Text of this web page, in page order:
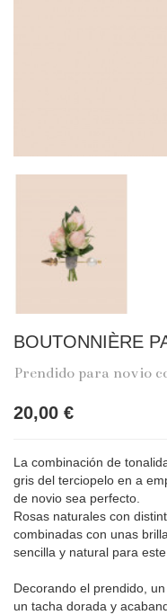
BOUTONNIÈRE
Prendido para novio
20,00 €
La combinación de
gris del terciopelo en a
de novio sea perfecto.
Rosas naturales con
combinadas con unas
sencilla y natural para
Decorando el prendido,
un tacha dorada y